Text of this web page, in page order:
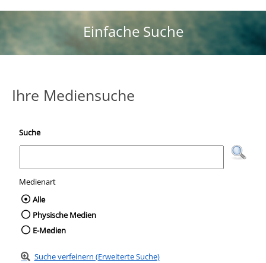
Einfache Suche
Ihre Mediensuche
Suche
Medienart
Wählen Sie die Medienart nach der Sie
Alle
Physische Medien
E-Medien
Suche verfeinern (Erweiterte Suche)